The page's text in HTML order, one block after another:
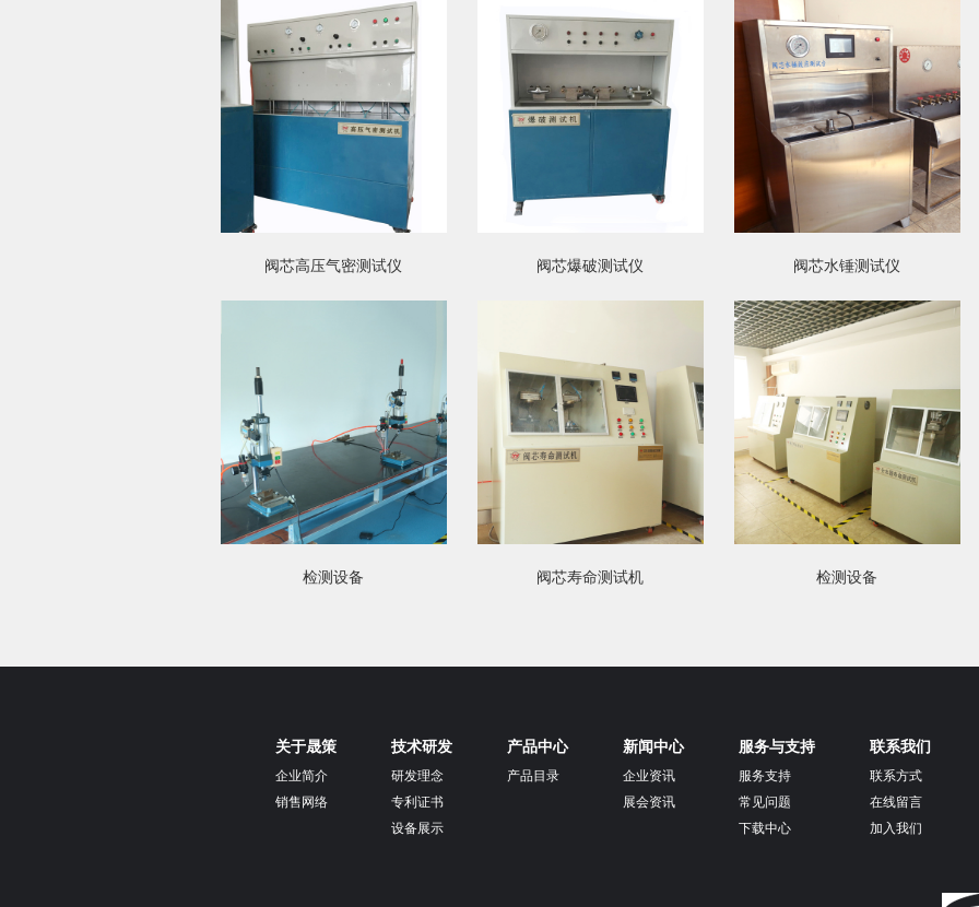
阀芯高压气密测试仪 阀芯爆破测试仪 阀芯水锤测试仪
检测设备 阀芯寿命测试机 检测设备
关于晟策
企业简介
销售网络
技术研发
研发理念
专利证书
设备展示
产品中心
产品目录
新闻中心
企业资讯
展会资讯
服务与支持
服务支持
常见问题
下载中心
联系我们
联系方式
在线留言
加入我们